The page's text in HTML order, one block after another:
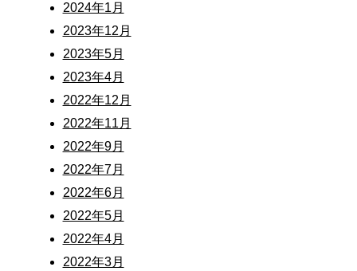
2024年1月
2023年12月
2023年5月
2023年4月
2022年12月
2022年11月
2022年9月
2022年7月
2022年6月
2022年5月
2022年4月
2022年3月